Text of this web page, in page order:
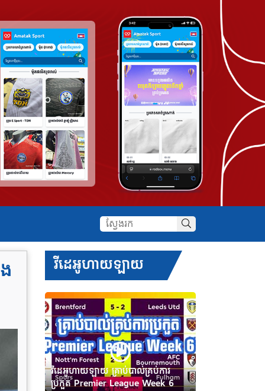
វីដេអូហាយឡាយ
វីដេអូហាយឡាយ គ្រាប់បាល់គ្រប់ការ
ប្រកួត Premier League Week 6